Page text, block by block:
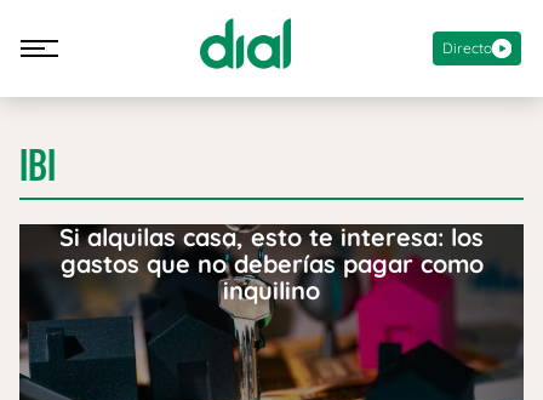
Directo
IBI
Si alquilas casa, esto te interesa: los
gastos que no deberías pagar como
inquilino